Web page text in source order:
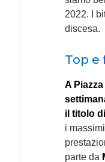
2022. I
discesa.
Top e
A
il titolo
i
parte da